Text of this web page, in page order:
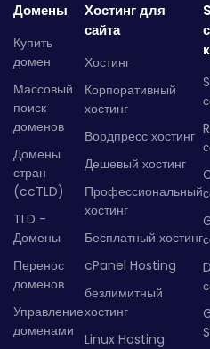
Домены
Купить
домен
Массовый
поиск
доменов
Домены
стран
(ccTLD)
TLD -
Домены
Перенос
доменов
Управление
доменами
Хостинг для
сайта
Хостинг
Корпоративный
хостинг
Вордпресс хостинг
Дешевый хостинг
Профессиональный
хостинг
Бесплатный хостинг
cPanel Hosting
безлимитный
хостинг
Linux Hosting